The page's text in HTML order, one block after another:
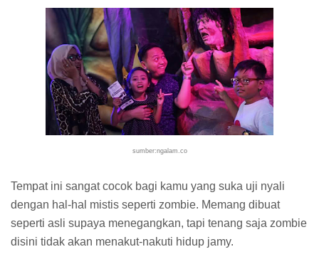
sumber:ngalam.co
Tempat ini sangat cocok bagi kamu yang suka uji nyali
dengan hal-hal mistis seperti zombie. Memang dibuat
seperti asli supaya menegangkan, tapi tenang saja zombie
disini tidak akan menakut-nakuti hidup jamy.